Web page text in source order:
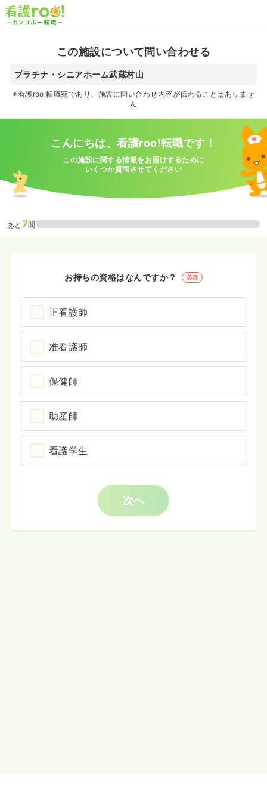
この施設について問い合わせる
プラチナ・シニアホーム武蔵村山
※看護roo!転職宛であり、施設に問い合わせ内容が伝わることはありませ
ん
こんにちは、看護roo!転職です！
この施設に関する情報をお届けするために
いくつか質問させてください
あと 7問
お持ちの資格はなんですか？ 必須
正看護師
准看護師
保健師
助産師
看護学生
次へ